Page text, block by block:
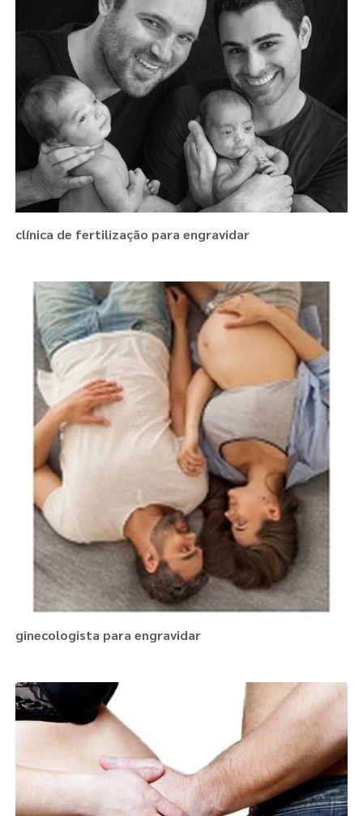
clínica de fertilização para engravidar
ginecologista para engravidar